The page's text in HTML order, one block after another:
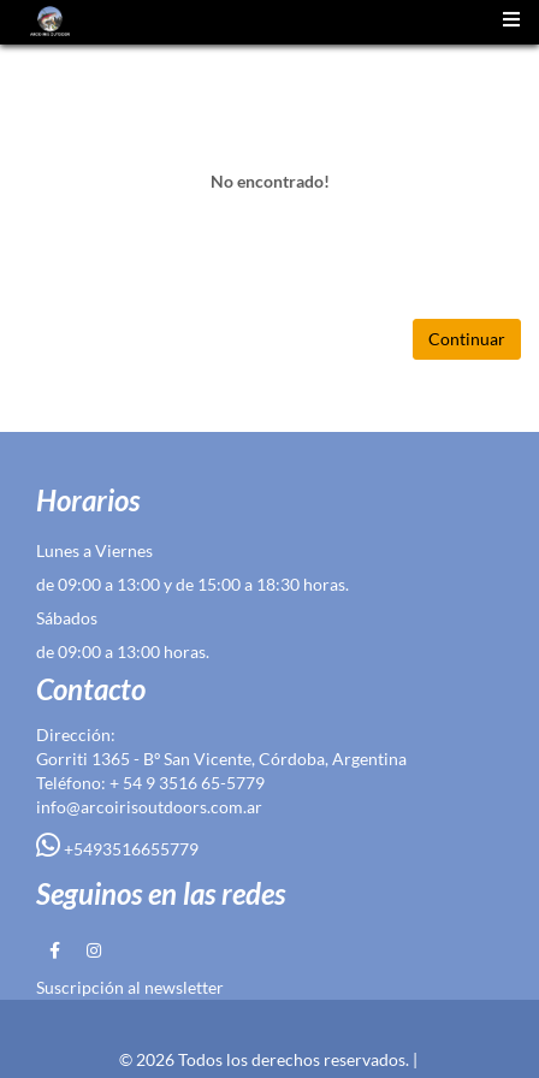
No encontrado!
Continuar
Horarios
Lunes a Viernes
de 09:00 a 13:00 y de 15:00 a 18:30 horas.
Sábados
de 09:00 a 13:00 horas.
Contacto
Dirección:
Gorriti 1365 - Bº San Vicente, Córdoba, Argentina
Teléfono: + 54 9 3516 65-5779
info@arcoirisoutdoors.com.ar
+5493516655779
Seguinos en las redes
Suscripción al newsletter
© 2026 Todos los derechos reservados. |